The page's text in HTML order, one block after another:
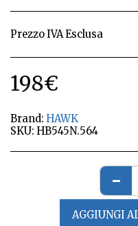
Prezzo IVA Esclusa
198€
Brand: HAWK
SKU: HB545N.564
AGGIUNGI